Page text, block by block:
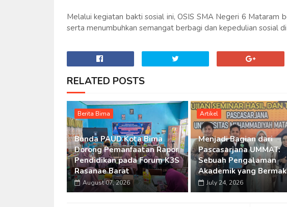
Melalui kegiatan bakti sosial ini, OSIS SMA Negeri 6
serta menumbuhkan semangat berbagi dan kepedulian sosial
RELATED POSTS
Berita Bima
Bunda PAUD Kota Bima
Dorong Pemanfaatan Rapor
Pendidikan pada Forum K3S
Rasanae Barat
August 07, 2026
Artikel
Menjadi Bagian dari
Pascasarjana UMMAT:
Sebuah Pengalaman
Akademik yang
July 24, 2026